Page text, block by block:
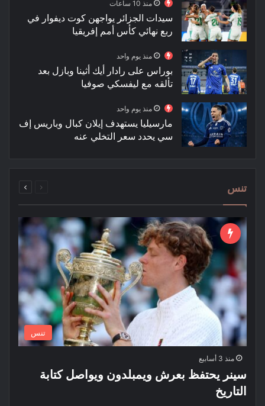
منذ 10 ساعات
سيدات الجزائر يواجهن كوت ديفوار في
ربع نهائي كأس أمم إفريقيا
منذ يوم واحد
بوراس على رادار أيك أثينا وبازل بعد
تألقه مع ليفسكي صوفيا
منذ يوم واحد
مارسيليا يستهدف إيلان كبال وباريس إف
سي يحدد سعر التخلي عنه
تنس
الصفحة
تنس
منذ 3 أسابيع
سينر يحتفظ بعرش ويمبلدون ويواصل كتابة
التاريخ